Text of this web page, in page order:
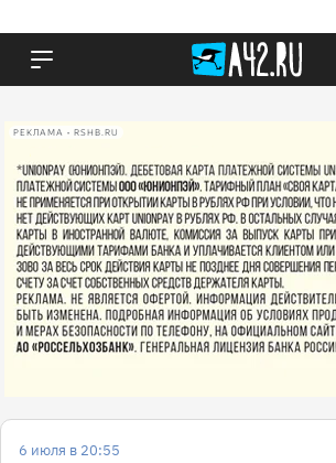
РЕКЛАМА • RSHB.RU
6 июля в 20:55